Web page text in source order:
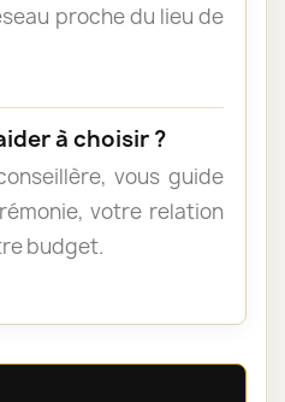
proche du lieu de
à choisir ?
vous guide
votre relation
budget.